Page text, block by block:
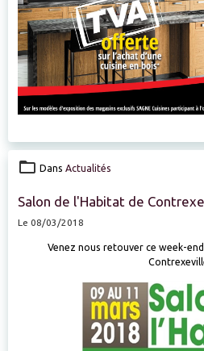
Dans Actualités
Salon de l'Habitat de
Le 08/03/2018
Venez nous retouver ce week-